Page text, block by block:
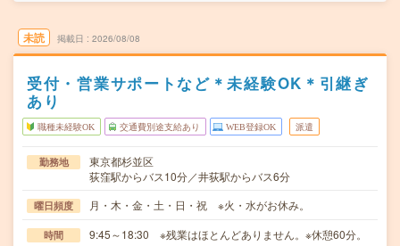
未読 掲載日 2026/08/08
受付・営業サポートなど＊未経験OK＊引継ぎ
あり
職種未経験OK 交通費別途支給あり WEB登録OK 派遣
勤務地
東京都杉並区
荻窪駅からバス10分／井荻駅からバス6分
曜日頻度 月・木・金・土・日・祝 ※火・水がお休み。
時間 9:45～18:30 ※残業はほとんどありません。※休憩60分。